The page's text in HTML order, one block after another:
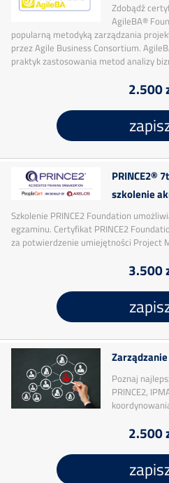
Zdobądź
AgileBA®
popularną metodyką zarządzania
przez Agile Business Consortium.
praktyk zastosowania metod analizy
2.500
PRINCE2®
szkolenie
Szkolenie PRINCE2 Foundation
egzaminu. Certyfikat PRINCE2
za potwierdzenie umiejętności Project
3.500
Poznaj
PRINCE2,
2.500